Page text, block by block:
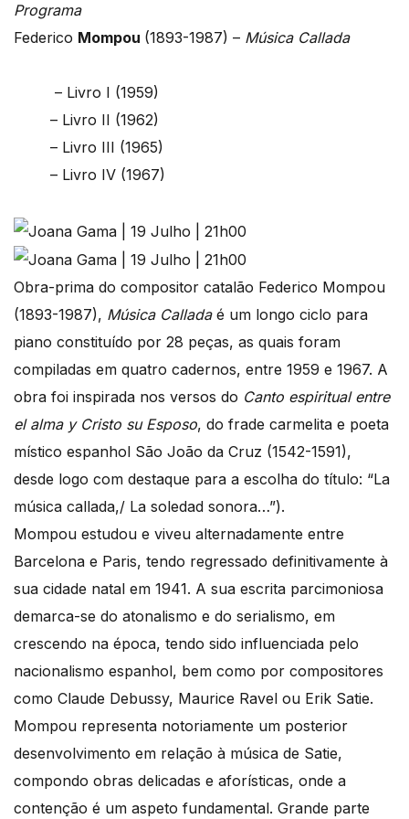
Programa
Federico Mompou (1893-1987) – Música Callada
– Livro I (1959)
– Livro II (1962)
– Livro III (1965)
– Livro IV (1967)
Obra-prima do compositor catalão Federico Mompou
(1893-1987), Música Calladaé um longo ciclo para
piano constituído por 28 peças, as quais foram
compiladas em quatro cadernos, entre 1959 e 1967. A
obra foi inspirada nos versos do Canto espiritual entre
el alma y Cristo su Esposo, do frade carmelita e poeta
místico espanhol São João da Cruz (1542-1591),
desde logo com destaque para a escolha do título: “La
música callada,/ La soledad sonora…”).
Mompou estudou e viveu alternadamente entre
Barcelona e Paris, tendo regressado definitivamente à
sua cidade natal em 1941. A sua escrita parcimoniosa
demarca-se do atonalismo e do serialismo, em
crescendo na época, tendo sido influenciada pelo
nacionalismo espanhol, bem como por compositores
como Claude Debussy, Maurice Ravel ou Erik Satie.
Mompou representa notoriamente um posterior
desenvolvimento em relação à música de Satie,
compondo obras delicadas e aforísticas, onde a
contenção é um aspeto fundamental. Grande parte